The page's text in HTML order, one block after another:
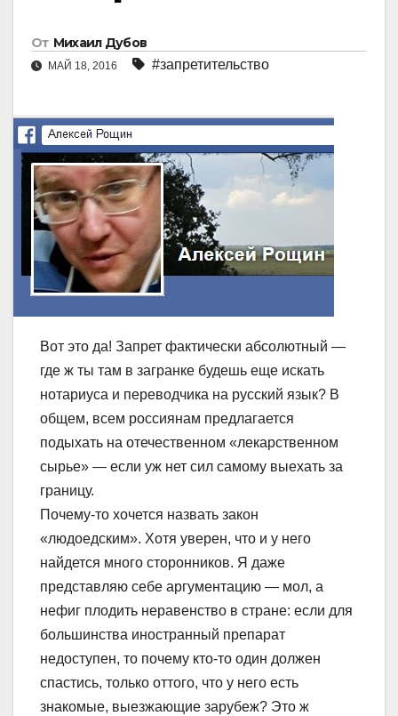
От Михаил Дубов
МАЙ 18, 2016 #запретительство
Вот это да! Запрет фактически абсолютный —
где ж ты там в загранке будешь еще искать
нотариуса и переводчика на русский язык? В
общем, всем россиянам предлагается
подыхать на отечественном «лекарственном
сырье» — если уж нет сил самому выехать за
границу.
Почему-то хочется назвать закон
«людоедским». Хотя уверен, что и у него
найдется много сторонников. Я даже
представляю себе аргументацию — мол, а
нефиг плодить неравенство в стране: если для
большинства иностранный препарат
недоступен, то почему кто-то один должен
спастись, только оттого, что у него есть
знакомые, выезжающие зарубеж? Это ж